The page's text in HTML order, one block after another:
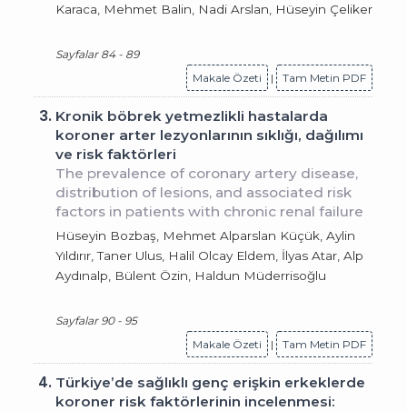
Karaca, Mehmet Balin, Nadi Arslan, Hüseyin Çeliker
Sayfalar 84 - 89
Makale Özeti
| Tam Metin PDF
3. Kronik böbrek yetmezlikli hastalarda
koroner arter lezyonlarının sıklığı, dağılımı
ve risk faktörleri
The prevalence of coronary artery disease,
distribution of lesions, and associated risk
factors in patients with chronic renal failure
Hüseyin Bozbaş, Mehmet Alparslan Küçük, Aylin
Yıldırır, Taner Ulus, Halil Olcay Eldem, İlyas Atar, Alp
Aydınalp, Bülent Özin, Haldun Müderrisoğlu
Sayfalar 90 - 95
Makale Özeti
| Tam Metin PDF
4. Türkiye’de sağlıklı genç erişkin erkeklerde
koroner risk faktörlerinin incelenmesi: